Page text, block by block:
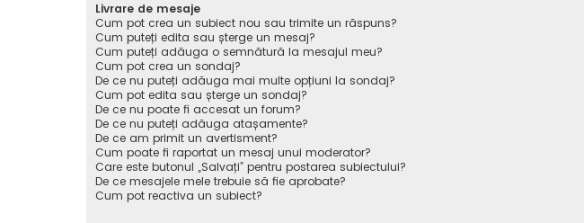
Livrare de mesaje
Cum pot crea un subiect nou sau trimite un răspuns?
Cum puteți edita sau șterge un mesaj?
Cum puteți adăuga o semnătură la mesajul meu?
Cum pot crea un sondaj?
De ce nu puteți adăuga mai multe opțiuni la sondaj?
Cum pot edita sau șterge un sondaj?
De ce nu poate fi accesat un forum?
De ce nu puteți adăuga atașamente?
De ce am primit un avertisment?
Cum poate fi raportat un mesaj unui moderator?
Care este butonul „Salvați” pentru postarea subiectului?
De ce mesajele mele trebuie să fie aprobate?
Cum pot reactiva un subiect?